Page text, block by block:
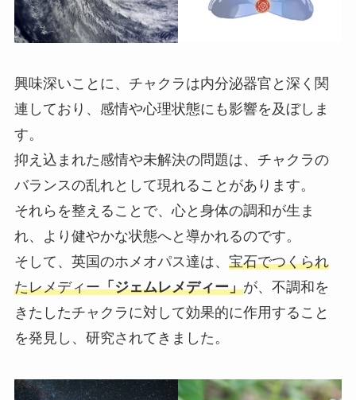
興味深いことに、チャクラは内分泌器官と深く関
連しており、感情や心理状態にも影響を及ぼしま
す。
抑え込まれた感情や未解決の問題は、チャクラの
バランスの乱れとして現れることがあります。
それらを整えることで、心と身体の調和が生ま
れ、より健やかな状態へと導かれるのです。
そして、英国のホメオパス達は、 宝石でつくられ
たレメディー「ジェムレメディー」が、不調和を
きたしたチャクラに対して効果的に作用すること
を発見し、研究されてきました。